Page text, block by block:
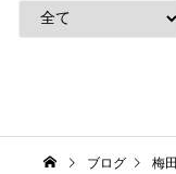
ブログ 梅